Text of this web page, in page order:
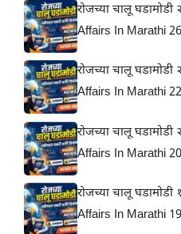
रोजच्या चालू
Affairs In Marathi
रोजच्या चालू
Affairs In Marathi
रोजच्या चालू
Affairs In Marathi
रोजच्या चालू
Affairs In Marathi